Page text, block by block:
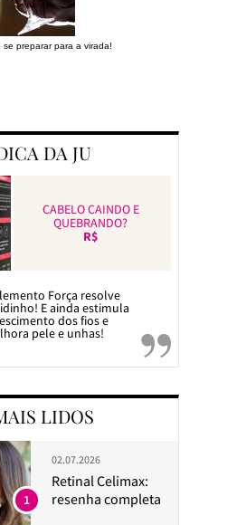
preparar para a virada!
DA JU
CABELO CAINDO E
QUEBRANDO?
R$
Força resolve
E ainda estimula
dos fios e
pele e unhas!
LIDOS
02.07.2026
Retinal Celimax:
resenha completa
1